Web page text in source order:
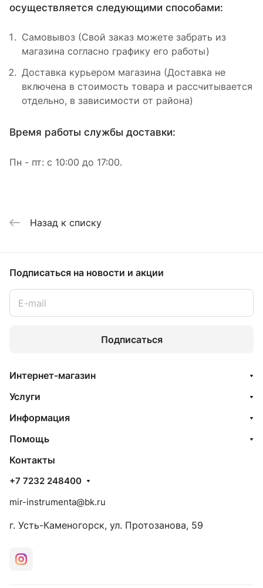
осуществляется следующими способами:
Самовывоз (Свой заказ можете забрать из
магазина согласно графику его работы)
Доставка курьером магазина (Доставка не
включена в стоимость товара и рассчитывается
отдельно, в зависимости от района)
Время работы службы доставки:
Пн - пт: с 10:00 до 17:00.
Назад к списку
Подписаться на новости и акции
Подписаться
Интернет-магазин
Услуги
Информация
Помощь
Контакты
+7 7232 248400
mir-instrumenta@bk.ru
г. Усть-Каменогорск, ул. Протозанова, 59